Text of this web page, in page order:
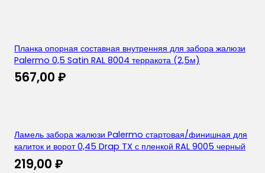
Планка опорная составная внутренняя для забора жалюзи
Palermo 0,5 Satin RAL 8004 терракота (2,5м)
567,00 ₽
Ламель забора жалюзи Palermo стартовая/финишная для
калиток и ворот 0,45 Drap TX с пленкой RAL 9005 черный
219,00 ₽